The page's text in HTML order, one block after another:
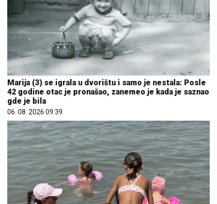
Marija (3) se igrala u dvorištu i samo je nestala: Posle
42 godine otac je pronašao, zanemeo je kada je saznao
gde je bila
06. 08. 2026 09:39